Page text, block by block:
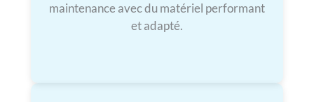
maintenance avec du matériel performant
et adapté.